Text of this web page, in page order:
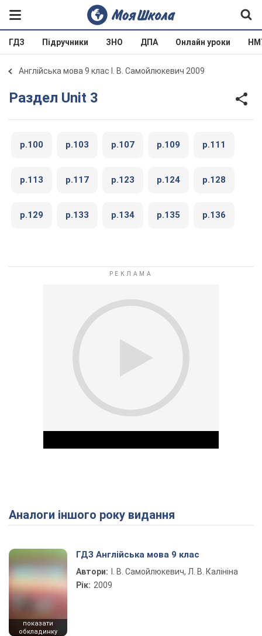
ГДЗ Підручники ЗНО ДПА Онлайн уроки
Англійська мова 9 клас І. В. Самойлюкевич 2009
Раздел Unit 3
p.100 p.103 p.107 p.109 p.111
p.113 p.117 p.123 p.124 p.128
p.129 p.133 p.134 p.135 p.136
Play Video
Аналоги іншого року видання
показати
обкладинку
ГДЗ Англійська мова 9 клас
Автори:
І. В. Самойлюкевич, Л. В. Калініна
Рік: 2009